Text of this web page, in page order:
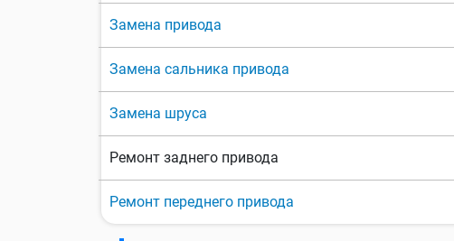
Замена привода
Замена сальника привода
Замена шруса
Ремонт заднего привода
Ремонт переднего привода